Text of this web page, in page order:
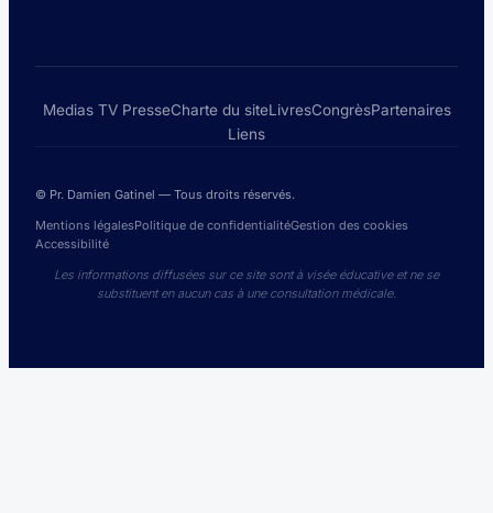
Medias TV PresseCharte du siteLivresCongrèsPartenaires
Liens
© Pr. Damien Gatinel — Tous droits réservés.
Mentions légalesPolitique de confidentialitéGestion des cookies
Accessibilité
Les informations diffusées sur ce site sont à visée éducative et ne se
substituent en aucun cas à une consultation médicale.